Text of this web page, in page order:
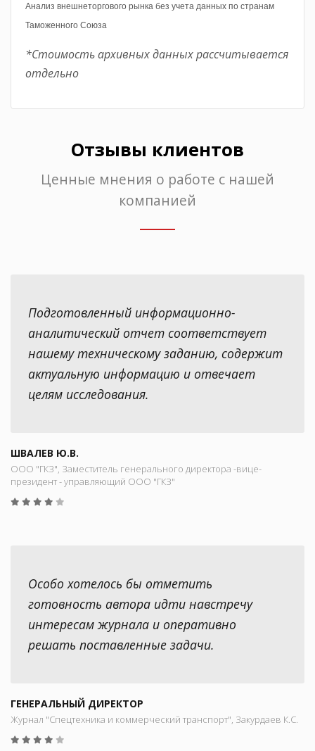
Анализ внешнеторгового рынка без учета данных по странам
Таможенного Союза
*Стоимость архивных данных рассчитывается
отдельно
Отзывы клиентов
Ценные мнения о работе с нашей
компанией
Подготовленный информационно-
аналитический отчет соответствует
нашему техническому заданию, содержит
актуальную информацию и отвечает
целям исследования.
ШВАЛЕВ Ю.В.
ООО "ГКЗ", Заместитель генерального директора -вице-
президент - управляющий ООО "ГКЗ"
Особо хотелось бы отметить
готовность автора идти навстречу
интересам журнала и оперативно
решать поставленные задачи.
ГЕНЕРАЛЬНЫЙ ДИРЕКТОР
Журнал "Спецтехника и коммерческий транспорт", Закурдаев К.С.